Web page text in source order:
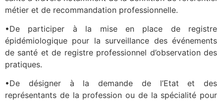
métier et de recommandation professionnelle.
•De participer à la mise en place de registre
épidémiologique pour la surveillance des événements
de santé et de registre professionnel d’observation des
pratiques.
•De désigner à la demande de l’Etat et des
représentants de la profession ou de la spécialité pour